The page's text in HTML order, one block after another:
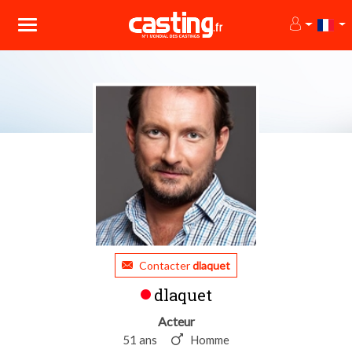
Contacterdlaquet
dlaquet
Acteur
51 ans Homme